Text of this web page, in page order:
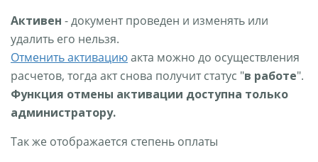
Активен - документ проведен и изменять или
удалить его нельзя.
Отменить активациюакта можно до осуществления
расчетов, тогда акт снова получит статус "в работе".
Функция отмены активации доступна только
администратору.
Так же отображается степень оплаты